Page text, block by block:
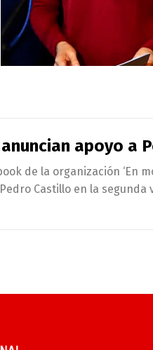
apoyo a
de la organización ‘En
Castillo en la